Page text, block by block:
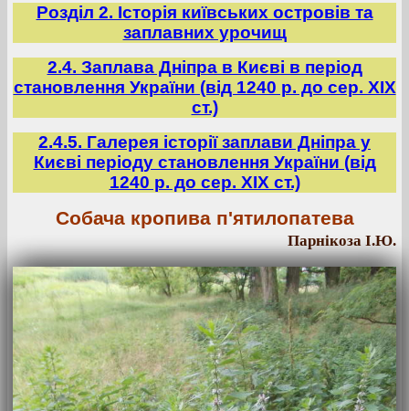
Розділ 2. Історія київських островів та
заплавних урочищ
2.4. Заплава Дніпра в Києві в період
становлення України (від 1240 р. до сер. ХІХ
ст.)
2.4.5. Галерея історії заплави Дніпра у
Києві періоду становлення України (від
1240 р. до сер. ХІХ ст.)
Собача кропива п'ятилопатева
Парнікоза І.Ю.